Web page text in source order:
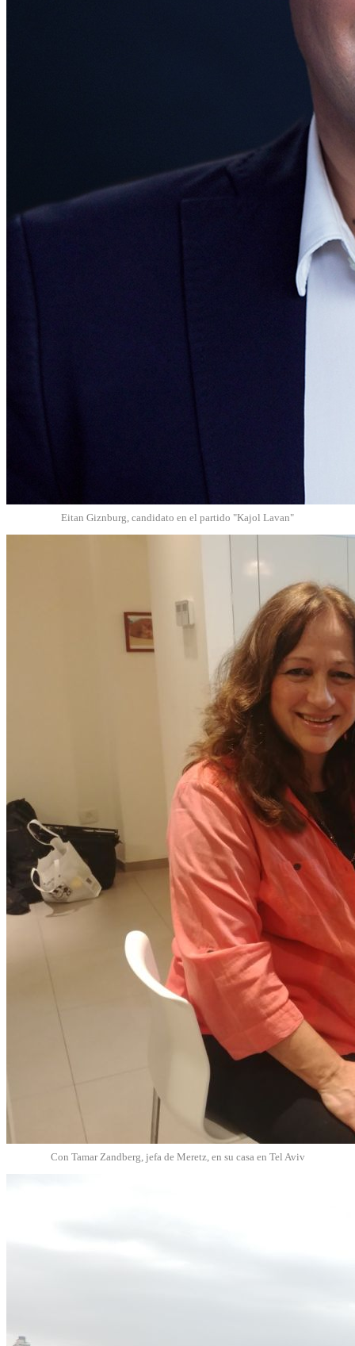
Eitan Giznburg, candidato en el partido "Kajol Lavan"
Con Tamar Zandberg, jefa de Meretz, en su casa en Tel Aviv